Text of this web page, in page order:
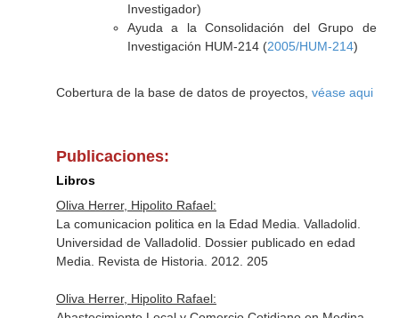
Investigador)
Ayuda a la Consolidación del Grupo de
Investigación HUM-214 (2005/HUM-214)
Cobertura de la base de datos de proyectos, véase aqui
Publicaciones:
Libros
Oliva Herrer, Hipolito Rafael:
La comunicacion politica en la Edad Media. Valladolid.
Universidad de Valladolid. Dossier publicado en edad
Media. Revista de Historia. 2012. 205
Oliva Herrer, Hipolito Rafael: